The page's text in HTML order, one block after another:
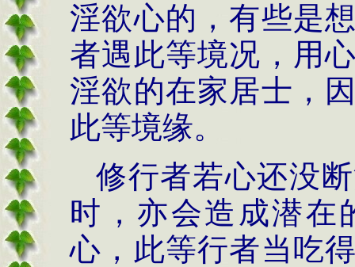
淫欲心的，有些是
者遇此等境况，用
淫欲的在家居士，
此等境缘。
修行者若心还没
时，亦会造成潜在
心，此等行者当吃